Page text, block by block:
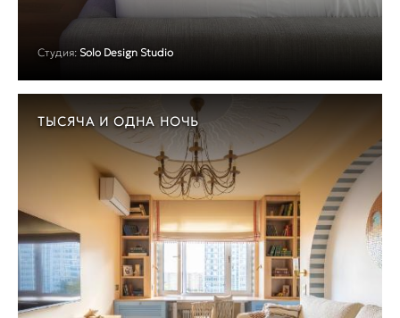
Студия: Solo Design Studio
ТЫСЯЧА И ОДНА НОЧЬ